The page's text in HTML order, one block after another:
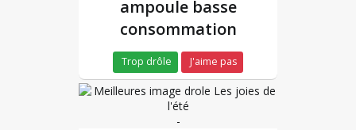
ampoule basse
consommation
Trop drôle J'aime pas
-